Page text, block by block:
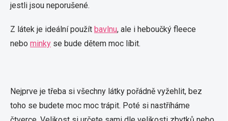
jestli jsou neporušené.
Z látek je ideální použít bavlnu, ale i heboučký fleece
nebo minky se bude dětem moc líbit.
Nejprve je třeba si všechny látky pořádně vyžehlit, bez
toho se budete moc moc trápit. Poté si nastříháme